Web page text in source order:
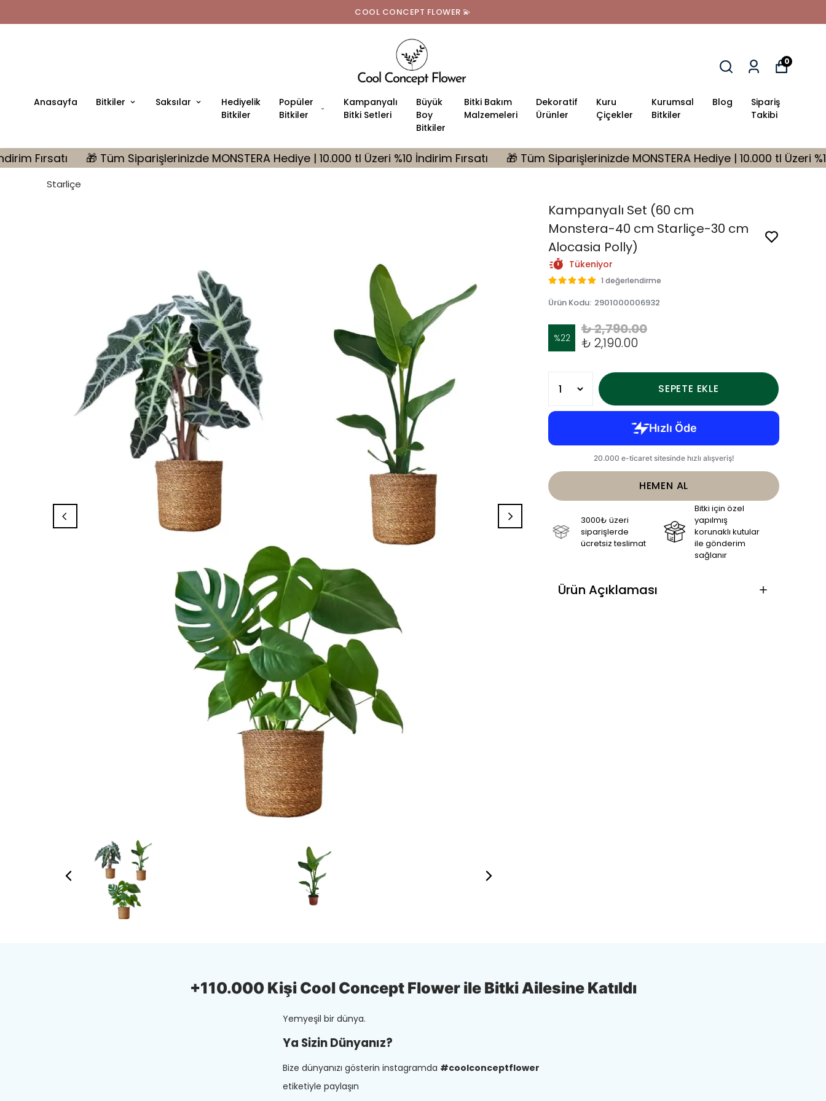
Tüm Türkiye'ye Ücretsiz Teslimat
Anasayfa Bitkiler Saksılar
Hediyelik
Bitkiler
Popüler
Bitkiler
Kampanyalı
Bitki Setleri
Büyük
Boy
Bitkiler
Bitki Bakım
Malzemeleri
Dekoratif
Ürünler
Kuru
Çiçekler
Kurumsal
Bitkiler
Blog
Sipariş
Takibi
0
Siparişlerinizde MONSTERA Hediye | 10.000 tl Üzeri %10 İndirim Fırsatı 🎁 Tüm Siparişlerinizde MONSTERA Hediye | 10.000 tl Üzeri %10 İndirim Fırsatı
Starliçe
Kampanyalı Set (60 cm
Monstera-40 cm Starliçe-30 cm
Alocasia Polly)
Tükeniyor
1 değerlendirme
Ürün Kodu: 2901000006932
%22
₺ 2,790.00
₺ 2,190.00
SEPETE EKLE
HEMEN AL
3000₺ üzeri
siparişlerde
ücretsiz teslimat
Bitki için özel
yapılmış
korunaklı kutular
ile gönderim
sağlanır
Ürün Açıklaması
+110.000 Kişi Cool Concept Flower ile Bitki Ailesine Katıldı
Yemyeşil bir dünya.
Ya Sizin Dünyanız?
Bize dünyanızı gösterin instagramda #coolconceptflower
etiketiyle paylaşın